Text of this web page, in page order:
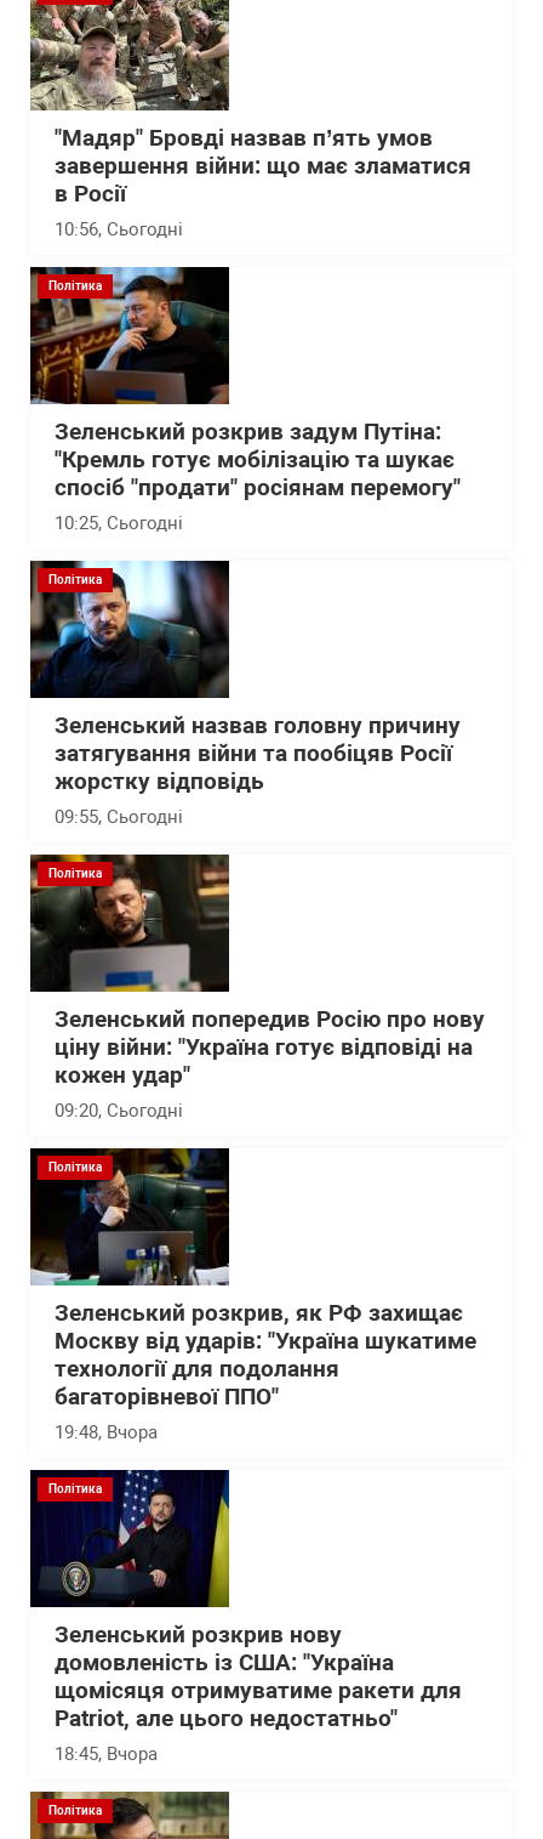
"Мадяр" Бровді назвав п’ять умов
завершення війни: що має зламатися
в Росії
10:56, Сьогодні
Політика
Зеленський розкрив задум Путіна:
"Кремль готує мобілізацію та шукає
спосіб "продати" росіянам перемогу"
10:25, Сьогодні
Політика
Зеленський назвав головну причину
затягування війни та пообіцяв Росії
жорстку відповідь
09:55, Сьогодні
Політика
Зеленський попередив Росію про нову
ціну війни: "Україна готує відповіді на
кожен удар"
09:20, Сьогодні
Політика
Зеленський розкрив, як РФ захищає
Москву від ударів: "Україна шукатиме
технології для подолання
багаторівневої ППО"
19:48, Вчора
Політика
Зеленський розкрив нову
домовленість із США: "Україна
щомісяця отримуватиме ракети для
Patriot, але цього недостатньо"
18:45, Вчора
Політика